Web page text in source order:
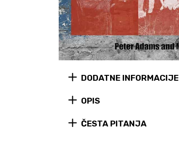
DODATNE INFORMACIJE
OPIS
ČESTA PITANJA